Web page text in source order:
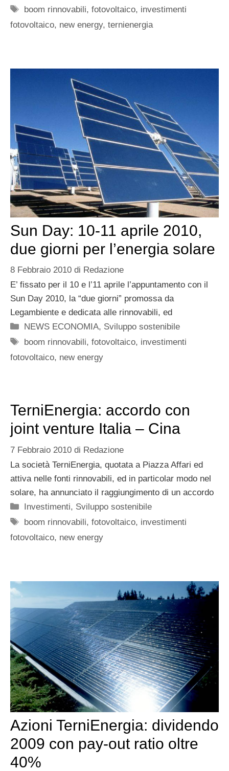
Tag
boom rinnovabili,fotovoltaico, investimenti
fotovoltaico, new energy, ternienergia
Sun Day: 10-11 aprile 2010,
due giorni per l’energia solare
8 Febbraio 2010 di Redazione
E’ fissato per il 10 e l’11 aprile l’appuntamento con il
Sun Day 2010, la “due giorni” promossa da
Legambiente e dedicata alle rinnovabili, ed
Categorie
NEWS ECONOMIA, Sviluppo sostenibile
Tag
boom rinnovabili,fotovoltaico, investimenti
fotovoltaico, new energy
TerniEnergia: accordo con
joint venture Italia – Cina
7 Febbraio 2010 di Redazione
La società TerniEnergia, quotata a Piazza Affari ed
attiva nelle fonti rinnovabili, ed in particolar modo nel
solare, ha annunciato il raggiungimento di un accordo
Categorie
Investimenti, Sviluppo sostenibile
Tag
boom rinnovabili,fotovoltaico, investimenti
fotovoltaico, new energy
Azioni TerniEnergia: dividendo
2009 con pay-out ratio oltre
40%